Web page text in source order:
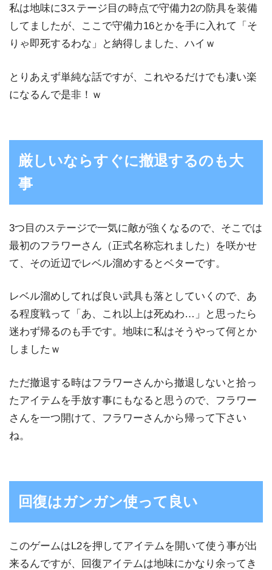
私は地味に3ステージ目の時点で守備力2の防具を装備
してましたが、ここで守備力16とかを手に入れて「そ
りゃ即死するわな」と納得しました、ハイｗ
とりあえず単純な話ですが、これやるだけでも凄い楽
になるんで是非！ｗ
厳しいならすぐに撤退するのも大
事
3つ目のステージで一気に敵が強くなるので、そこでは
最初のフラワーさん（正式名称忘れました）を咲かせ
て、その近辺でレベル溜めするとベターです。
レベル溜めしてれば良い武具も落としていくので、あ
る程度戦って「あ、これ以上は死ぬわ…」と思ったら
迷わず帰るのも手です。地味に私はそうやって何とか
しましたｗ
ただ撤退する時はフラワーさんから撤退しないと拾っ
たアイテムを手放す事にもなると思うので、フラワー
さんを一つ開けて、フラワーさんから帰って下さい
ね。
回復はガンガン使って良い
このゲームはL2を押してアイテムを開いて使う事が出
来るんですが、回復アイテムは地味にかなり余ってき